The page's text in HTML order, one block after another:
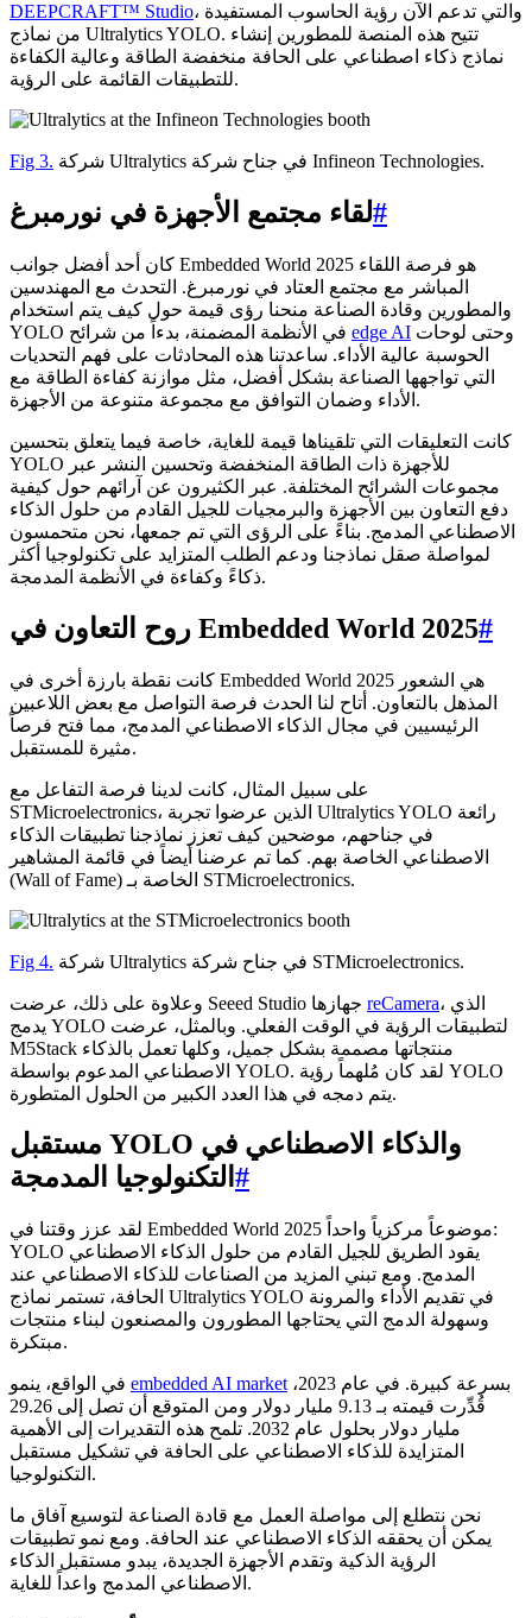
DEEPCRAFT™ Studio، والتي تدعم الآن رؤية الحاسوب المستفيدة
من نماذج Ultralytics YOLO. تتيح هذه المنصة للمطورين إنشاء
نماذج ذكاء اصطناعي على الحافة منخفضة الطاقة وعالية الكفاءة
للتطبيقات القائمة على الرؤية.
Fig 3. شركة Ultralytics في جناح شركة Infineon Technologies.
لقاء مجتمع الأجهزة في نورمبرغ#
كان أحد أفضل جوانب Embedded World 2025 هو فرصة اللقاء
المباشر مع مجتمع العتاد في نورمبرغ. التحدث مع المهندسين
والمطورين وقادة الصناعة منحنا رؤى قيمة حول كيف يتم استخدام
edge AI
الحوسبة عالية الأداء. ساعدتنا هذه المحادثات على فهم التحديات
التي تواجهها الصناعة بشكل أفضل، مثل موازنة كفاءة الطاقة مع
الأداء وضمان التوافق مع مجموعة متنوعة من الأجهزة.
كانت التعليقات التي تلقيناها قيمة للغاية، خاصة فيما يتعلق بتحسين
YOLO للأجهزة ذات الطاقة المنخفضة وتحسين النشر عبر
مجموعات الشرائح المختلفة. عبر الكثيرون عن آرائهم حول كيفية
دفع التعاون بين الأجهزة والبرمجيات للجيل القادم من حلول الذكاء
الاصطناعي المدمج. بناءً على الرؤى التي تم جمعها، نحن متحمسون
لمواصلة صقل نماذجنا ودعم الطلب المتزايد على تكنولوجيا أكثر
ذكاءً وكفاءة في الأنظمة المدمجة.
روح التعاون في Embedded World 2025#
كانت نقطة بارزة أخرى في Embedded World 2025 هي الشعور
المذهل بالتعاون. أتاح لنا الحدث فرصة التواصل مع بعض اللاعبين
الرئيسيين في مجال الذكاء الاصطناعي المدمج، مما فتح فرصاً
مثيرة للمستقبل.
على سبيل المثال، كانت لدينا فرصة التفاعل مع
STMicroelectronics، الذين عرضوا تجربة Ultralytics YOLO رائعة
في جناحهم، موضحين كيف تعزز نماذجنا تطبيقات الذكاء
الاصطناعي الخاصة بهم. كما تم عرضنا أيضاً في قائمة المشاهير
(Wall of Fame) الخاصة بـ STMicroelectronics.
Fig 4. شركة Ultralytics في جناح شركة STMicroelectronics.
reCamera، الذي
يدمج YOLO لتطبيقات الرؤية في الوقت الفعلي. وبالمثل، عرضت
M5Stack منتجاتها مصممة بشكل جميل، وكلها تعمل بالذكاء
الاصطناعي المدعوم بواسطة YOLO. لقد كان مُلهماً رؤية YOLO
يتم دمجه في هذا العدد الكبير من الحلول المتطورة.
مستقبل YOLO والذكاء الاصطناعي في
التكنولوجيا المدمجة #
لقد عزز وقتنا في Embedded World 2025 موضوعاً مركزياً واحداً:
YOLO يقود الطريق للجيل القادم من حلول الذكاء الاصطناعي
المدمج. ومع تبني المزيد من الصناعات للذكاء الاصطناعي عند
الحافة، تستمر نماذج Ultralytics YOLO في تقديم الأداء والمرونة
وسهولة الدمج التي يحتاجها المطورون والمصنعون لبناء منتجات
مبتكرة.
embedded AI market
قُدِّرت قيمته بـ 9.13 مليار دولار ومن المتوقع أن تصل إلى 29.26
مليار دولار بحلول عام 2032. تلمح هذه التقديرات إلى الأهمية
المتزايدة للذكاء الاصطناعي على الحافة في تشكيل مستقبل
التكنولوجيا.
نحن نتطلع إلى مواصلة العمل مع قادة الصناعة لتوسيع آفاق ما
يمكن أن يحققه الذكاء الاصطناعي عند الحافة. ومع نمو تطبيقات
الرؤية الذكية وتقدم الأجهزة الجديدة، يبدو مستقبل الذكاء
الاصطناعي المدمج واعداً للغاية.